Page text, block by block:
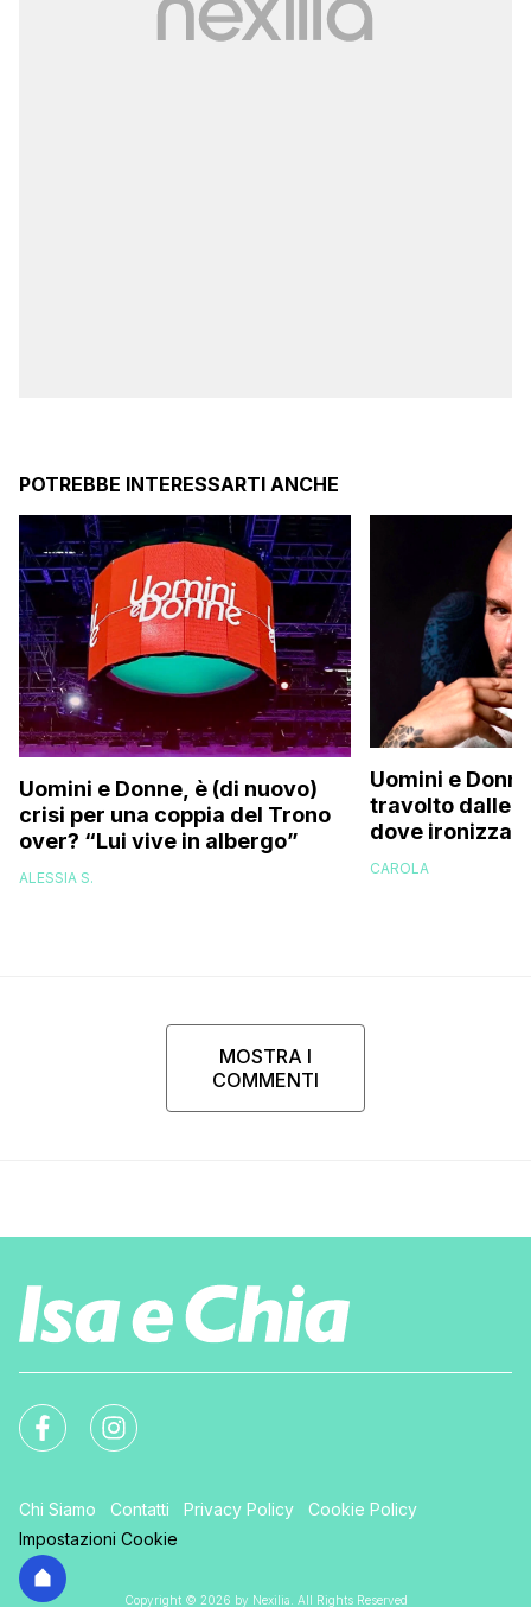
POTREBBE INTERESSARTI ANCHE
Uomini e Donne, è (di nuovo)
crisi per una coppia del Trono
over? “Lui vive in albergo”
ALESSIA S.
Uomini e
travolto dalle
dove ironizza
perizoma su
CAROLA
MOSTRA I
COMMENTI
Chi Siamo Contatti Privacy Policy
Cookie Policy
Impostazioni Cookie
Copyright © 2026 by Nexilia. All Rights Reserved